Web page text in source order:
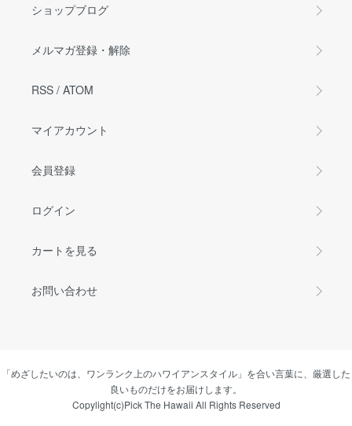
ショップブログ
メルマガ登録・解除
RSS / ATOM
マイアカウント
会員登録
ログイン
カートを見る
お問い合わせ
「めざしたいのは、ワンランク上のハワイアンスタイル」を合い言葉に、厳選した
良いものだけをお届けします。
Copylight(c)Pick The Hawaii All Rights Reserved